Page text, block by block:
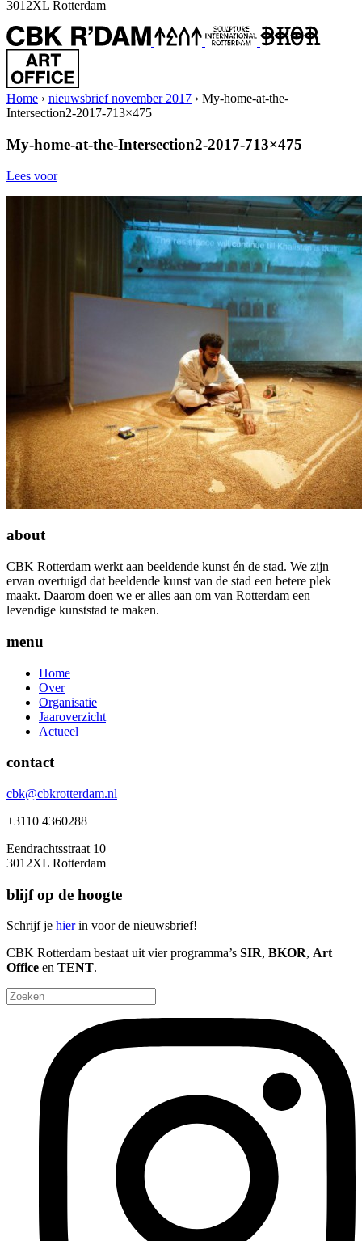
3012XL Rotterdam
Home › nieuwsbrief november 2017 › My-home-at-the-
Intersection2-2017-713×475
My-home-at-the-Intersection2-2017-713×475
Lees voor
about
CBK Rotterdam werkt aan beeldende kunst én de stad. We zijn
ervan overtuigd dat beeldende kunst van de stad een betere plek
maakt. Daarom doen we er alles aan om van Rotterdam een
levendige kunststad te maken.
menu
Home
Over
Organisatie
Jaaroverzicht
Actueel
contact
cbk@cbkrotterdam.nl
+3110 4360288
Eendrachtsstraat 10
3012XL Rotterdam
blijf op de hoogte
Schrijf je hierin voor de nieuwsbrief!
CBK Rotterdam bestaat uit vier programma’s SIR, BKOR, Art
Office en TENT.